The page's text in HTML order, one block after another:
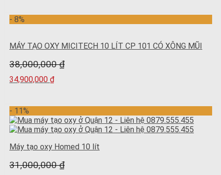
- 8%
MÁY TẠO OXY MICITECH 10 LÍT CP 101 CÓ XÔNG MŨI
38,000,000₫
34,900,000 ₫
- 11%
Máy tạo oxy Homed 10 lít
31,000,000₫